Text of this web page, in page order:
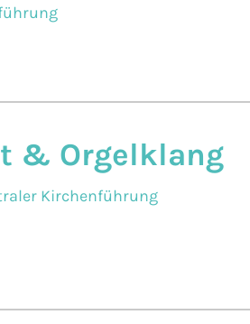
& Orgelklang
Kirchenführung